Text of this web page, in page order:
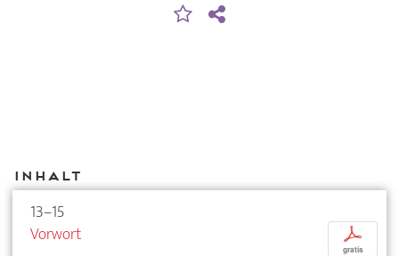
Inhalt
13–15
Vorwort
p
gratis